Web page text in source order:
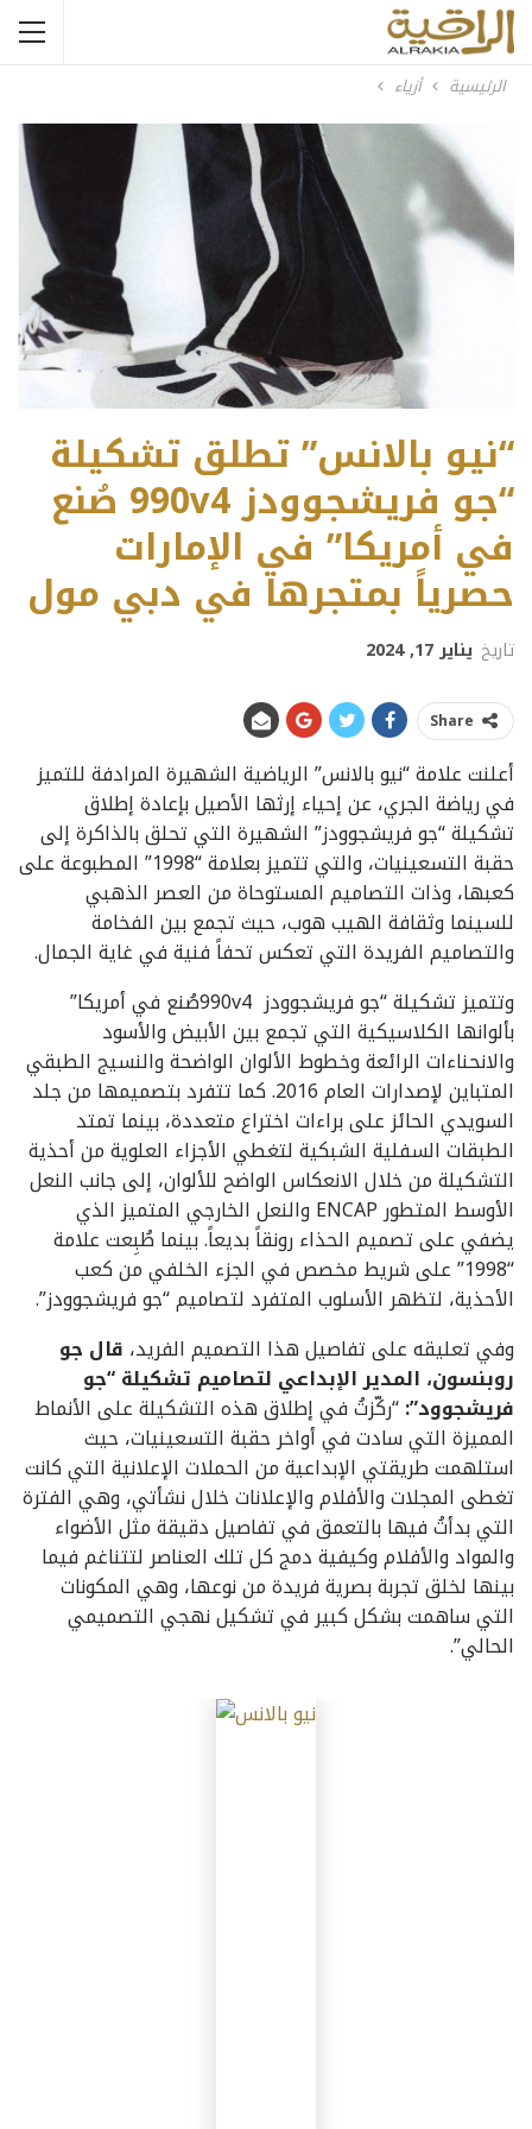
الرئيسية أزياء
“نيو بالانس” تطلق تشكيلة
“جو فريشجوودز 990v4 صُنع
في أمريكا” في الإمارات
حصرياً بمتجرها في دبي مول
تاريخ يناير 17, 2024
Share
أعلنت علامة “نيو بالانس” الرياضية الشهيرة المرادفة للتميز
في رياضة الجري، عن إحياء إرثها الأصيل بإعادة إطلاق
تشكيلة “جو فريشجوودز” الشهيرة التي تحلق بالذاكرة إلى
حقبة التسعينيات، والتي تتميز بعلامة “1998” المطبوعة على
كعبها، وذات التصاميم المستوحاة من العصر الذهبي
للسينما وثقافة الهيب هوب، حيث تجمع بين الفخامة
والتصاميم الفريدة التي تعكس تحفاً فنية في غاية الجمال.
وتتميز تشكيلة “جو فريشجوودز 990v4صُنع في أمريكا”
بألوانها الكلاسيكية التي تجمع بين الأبيض والأسود
والانحناءات الرائعة وخطوط الألوان الواضحة والنسيج الطبقي
المتباين لإصدارات العام 2016. كما تتفرد بتصميمها من جلد
السويدي الحائز على براءات اختراع متعددة، بينما تمتد
الطبقات السفلية الشبكية لتغطي الأجزاء العلوية من أحذية
التشكيلة من خلال الانعكاس الواضح للألوان، إلى جانب النعل
الأوسط المتطور ENCAP والنعل الخارجي المتميز الذي
يضفي على تصميم الحذاء رونقاً بديعاً. بينما طُبِعت علامة
“1998” على شريط مخصص في الجزء الخلفي من كعب
الأحذية، لتظهر الأسلوب المتفرد لتصاميم “جو فريشجوودز”.
وفي تعليقه على تفاصيل هذا التصميم الفريد، قال جو
روبنسون، المدير الإبداعي لتصاميم تشكيلة “جو
فريشجوود”:“ركّزتُ في إطلاق هذه التشكيلة على الأنماط
المميزة التي سادت في أواخر حقبة التسعينيات، حيث
استلهمت طريقتي الإبداعية من الحملات الإعلانية التي كانت
تغطى المجلات والأفلام والإعلانات خلال نشأتي، وهي الفترة
التي بدأتُ فيها بالتعمق في تفاصيل دقيقة مثل الأضواء
والمواد والأفلام وكيفية دمج كل تلك العناصر لتتناغم فيما
بينها لخلق تجربة بصرية فريدة من نوعها، وهي المكونات
التي ساهمت بشكل كبير في تشكيل نهجي التصميمي
الحالي”.